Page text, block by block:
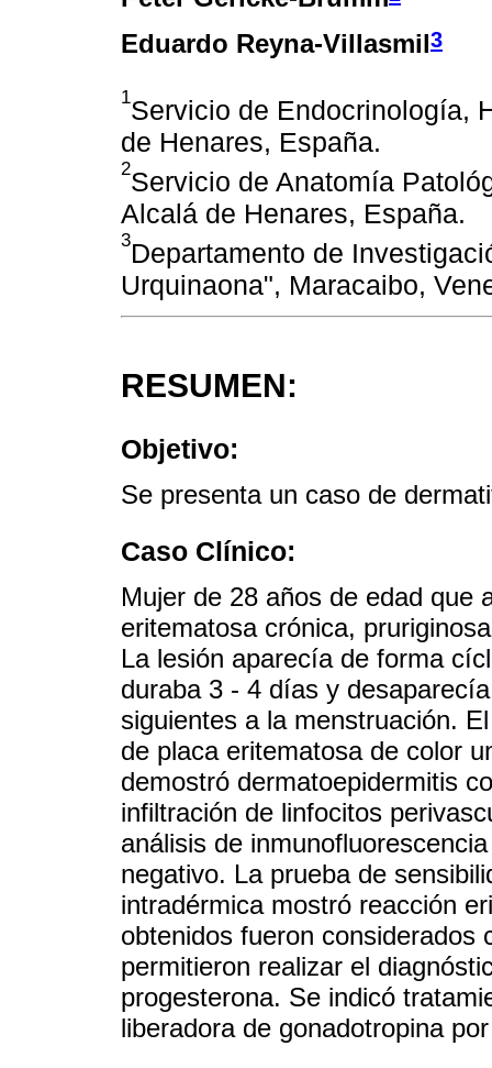
Eduardo Reyna-Villasmil3
1Servicio de Endocrinología,
de Henares, España.
2Servicio de Anatomía
Alcalá de Henares, España.
3Departamento de
Urquinaona", Maracaibo,
RESUMEN:
Objetivo:
Se presenta un caso de
Caso Clínico:
Mujer de 28 años de edad que
eritematosa crónica,
La lesión aparecía de forma
duraba 3 - 4 días y
siguientes a la menstruación.
de placa eritematosa de color
demostró dermatoepidermitis
infiltración de linfocitos
análisis de
negativo. La prueba de
intradérmica mostró reacción
obtenidos fueron considerados
permitieron realizar el
progesterona. Se indicó
liberadora de gonadotropina